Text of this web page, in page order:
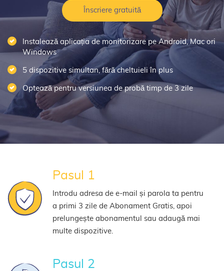
Înscriere gratuită
Instalează aplicația de monitorizare pe Android, Mac ori
Windows
5 dispozitive simultan, fără cheltuieli în plus
Optează pentru versiunea de probă timp de 3 zile
Pasul 1
Introdu adresa de e-mail și parola ta pentru
a primi 3 zile de Abonament Gratis, apoi
prelungește abonamentul sau adaugă mai
multe dispozitive.
Pasul 2